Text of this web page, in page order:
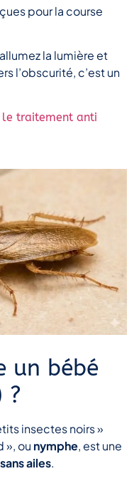
pour la course
la lumière et
l’obscurité, c’est un
traitement anti
un bébé
?
insectes noirs »
», ou nymphe, est une
sans ailes.